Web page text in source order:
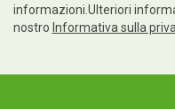
informazioni.Ulteriori
nostro Informativa sulla